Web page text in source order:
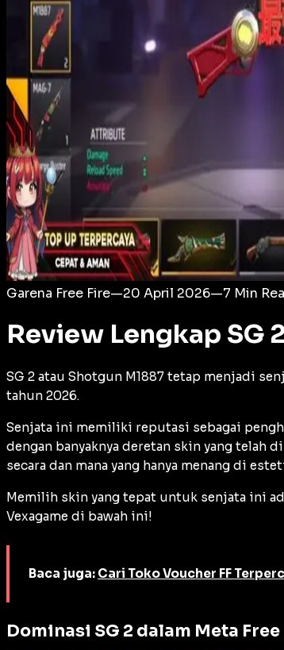
Login
Garena Free Fire—20 April 2026—7 Min
Review Lengkap SG
SG 2 atau Shotgun M1887 tetap menjadi
tahun 2026.
Senjata ini memiliki reputasi sebagai
dengan banyaknya deretan skin yang telah
secara dan mana yang hanya menang di
Memilih skin yang tepat untuk senjata ini
Vexagame di bawah ini!
Baca juga: Cari Toko Voucher FF
Dominasi SG 2 dalam Meta